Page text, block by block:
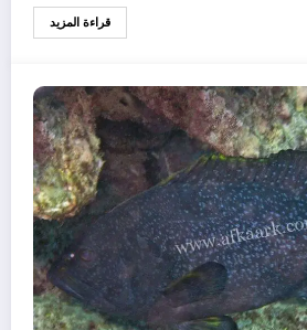
قراءة المزيد